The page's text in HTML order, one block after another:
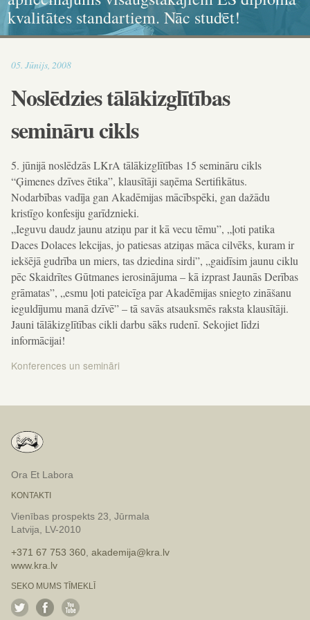
kvalitātes standartiem. Nāc studēt!
ikonogrāfija, grafika, kaligrāfija
dokumenta standartiem!
un karitatīvajā sociālajā darbā
05. Jūnijs, 200813:12
Noslēdzies tālākizglītības
semināru cikls
5. jūnijā noslēdzās LKrA tālākizglītības 15 semināru cikls
“Ģimenes dzīves ētika”, klausītāji saņēma Sertifikātus.
Nodarbības vadīja gan Akadēmijas mācībspēki, gan dažādu
kristīgo konfesiju garīdznieki.
„Ieguvu daudz jaunu atziņu par it kā vecu tēmu”, „ļoti patika
Daces Dolaces lekcijas, jo patiesas atziņas māca cilvēks, kuram ir
iekšējā gudrība un miers, tas dziedina sirdi”, „gaidīsim jaunu ciklu
pēc Skaidrītes Gūtmanes ierosinājuma – kā izprast Jaunās Derības
grāmatas”, „esmu ļoti pateicīga par Akadēmijas sniegto zināšanu
ieguldījumu manā dzīvē” – tā savās atsauksmēs raksta klausītāji.
Jauni tālākizglītības cikli darbu sāks rudenī. Sekojiet līdzi
informācijai!
Konferences un semināri
Ora Et Labora
KONTAKTI
Vienības prospekts 23, Jūrmala
Latvija, LV-2010
+371 67 753 360, akademija@kra.lv
www.kra.lv
SEKO MUMS TĪMEKLĪ